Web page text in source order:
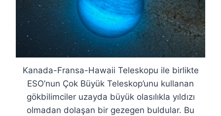
Kanada-Fransa-Hawaii Teleskopu ile birlikte
ESO’nun Çok Büyük Teleskop’unu kullanan
gökbilimciler uzayda büyük olasılıkla yıldızı
olmadan dolaşan bir gezegen buldular. Bu